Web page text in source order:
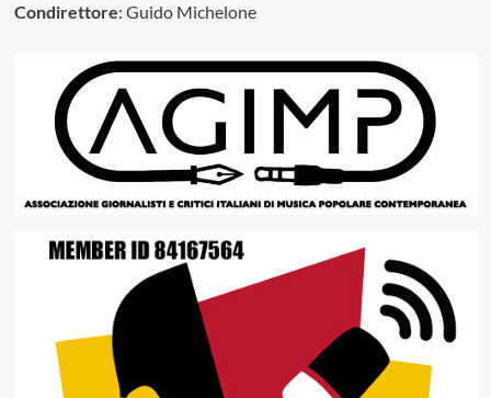
Condirettore: Guido Michelone